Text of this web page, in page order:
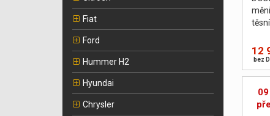
Fiat
Ford
Hummer H2
Hyundai
Chrysler
12
bez